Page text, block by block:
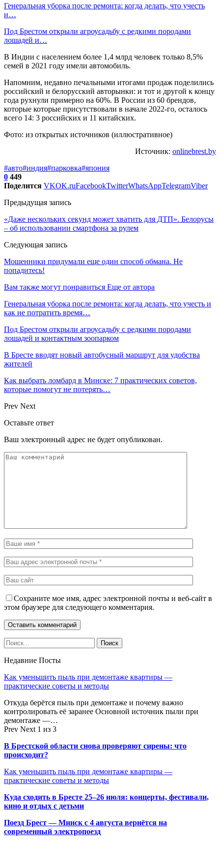
Генеральная уборка после ремонта: когда делать, что учесть
и…
Под Брестом открыли агроусадьбу с редкими породами
лошадей и…
В Индии с населением более 1,4 млрд человек только 8,5%
семей в 2021 году имели автомобиль.
Напомним, недавно печальными итогами продаж поделились
российский и белорусский авторынки: и тот и другой к концу
года рухнули примерно на 60%. В России из 60 брендов,
которые которые присутствовали в начале 2022-го, осталось
всего 14: 3 российских и 11 китайских.
Фото: из открытых источников (иллюстративное)
Источник: onlinebrest.by
#авто#индия#парковка#япония
0 449
Поделится VKOK.ruFacebookTwitterWhatsAppTelegramViber
Предыдущая запись
«Даже нескольких секунд может хватить для ДТП». Белорусы
– об использовании смартфона за рулем
Следующая запись
Мошенники придумали еще один способ обмана. Не
попадитесь!
Вам также могут понравиться Еще от автора
Генеральная уборка после ремонта: когда делать, что учесть и
как не потратить время…
Под Брестом открыли агроусадьбу с редкими породами
лошадей и контактным зоопарком
В Бресте вводят новый автобусный маршрут для удобства
жителей
Как выбрать ломбард в Минске: 7 практических советов,
которые помогут не потерять…
Prev Next
Оставьте ответ
Ваш электронный адрес не будет опубликован.
Сохраните мое имя, адрес электронной почты и веб-сайт в
этом браузере для следующего комментария.
Недавние Посты
Как уменьшить пыль при демонтаже квартиры —
практические советы и методы
Откуда берётся пыль при демонтаже и почему важно
контролировать её заранее Основной источник пыли при
демонтаже —…
Prev Next 1 из 3
В Брестской области снова проверяют сирены: что
происходит?
Как уменьшить пыль при демонтаже квартиры —
практические советы и методы
Куда сходить в Бресте 25–26 июля: концерты, фестивали,
кино и отдых с детьми
Поезд Брест — Минск с 4 августа вернётся на
современный электропоезд